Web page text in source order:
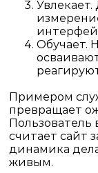
Увлекает.
Обучает.
Примером
превращает
Пользователь
считает сайт
динамика
живым.